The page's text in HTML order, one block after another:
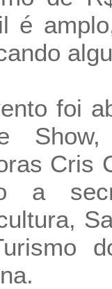
é
foi
Cris
a